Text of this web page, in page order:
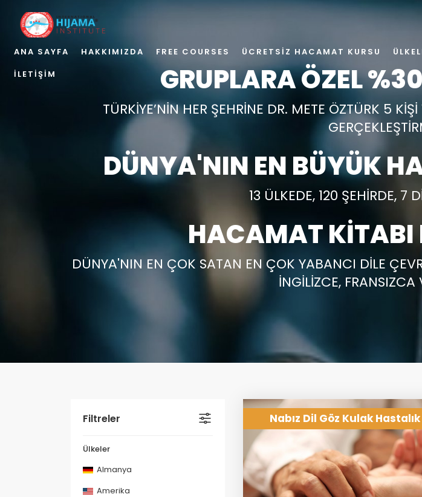
GRUPLARA ÖZEL
TÜRKİYE’NİN HER ŞEHRİNE DR. METE ÖZTÜRK 5
DÜNYA'NIN EN BÜYÜK
13 ÜLKEDE, 120 ŞEHİRDE, 7
HACAMAT KİTABI
DÜNYA'NIN EN ÇOK SATAN EN ÇOK YABANCI DİLE
İNGİLİZCE, FRANSIZCA
Filtreler
Ülkeler
Almanya
Amerika
Nabız Dil Göz Kulak
ANA SAYFA HAKKIMIZDA FREE COURSES ÜCRETSIZ HACAMAT KURSU
İLETIŞIM